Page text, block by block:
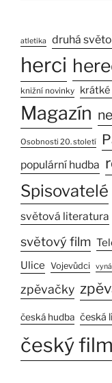
atletika druhá
herci
knižní novinky krátké
Magazín
Osobnosti 20. století
populární hudba
Spisovatelé
světová literatura
světový film
Ulice Vojevůdci
zpěvačky
česká hudba česká
český film